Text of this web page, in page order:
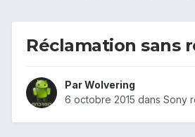
Réclamation sans
ParWolvering
6 octobre 2015 dans Sony